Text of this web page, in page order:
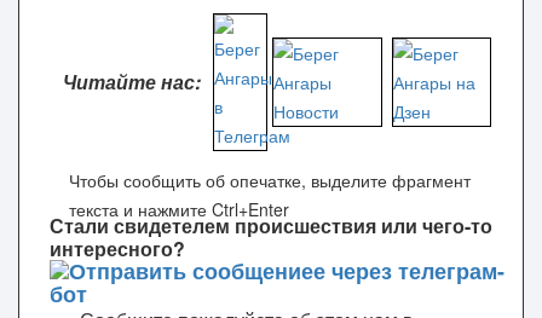
Читайте нас:
Стали свидетелем происшествия или чего-то
интересного?
Чтобы сообщить об опечатке, выделите фрагмент
текста и нажмите Ctrl+Enter